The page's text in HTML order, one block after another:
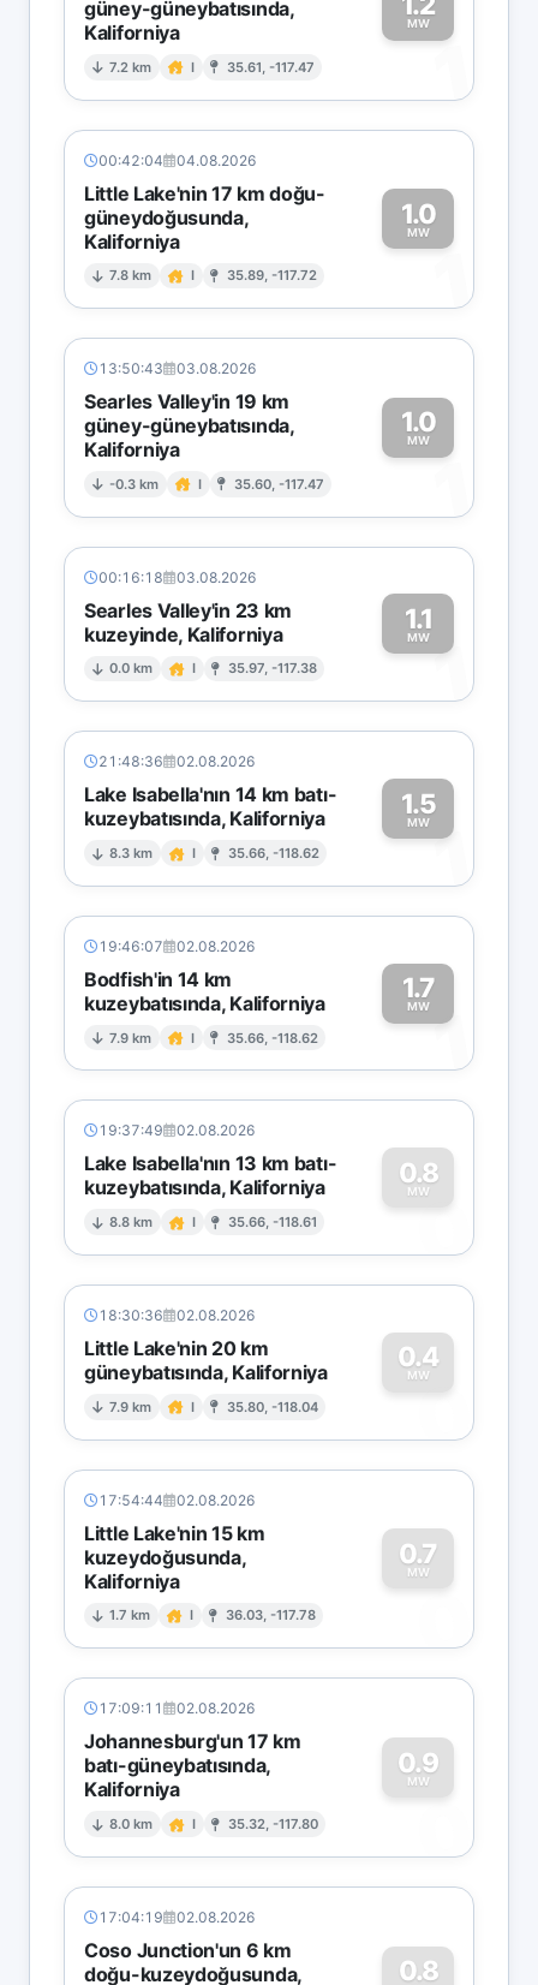
güney-güneybatısında,
Kaliforniya
7.2 km I 35.61, -117.47
MW
1
00:42:04 04.08.2026
Little Lake'nin 17 km doğu-
güneydoğusunda,
Kaliforniya
7.8 km I 35.89, -117.72
1.0
MW
1
13:50:43 03.08.2026
Searles Valley'in 19 km
güney-güneybatısında,
Kaliforniya
-0.3 km I 35.60, -117.47
1.0
MW
1
00:16:18 03.08.2026
Searles Valley'in 23 km
kuzeyinde, Kaliforniya
0.0 km I 35.97, -117.38
1.1
MW1
21:48:36 02.08.2026
Lake Isabella'nın 14 km batı-
kuzeybatısında, Kaliforniya
8.3 km I 35.66, -118.62
1.5
MW1
19:46:07 02.08.2026
Bodfish'in 14 km
kuzeybatısında, Kaliforniya
7.9 km I 35.66, -118.62
1.7
MW1
19:37:49 02.08.2026
Lake Isabella'nın 13 km batı-
kuzeybatısında, Kaliforniya
8.8 km I 35.66, -118.61
0.8
MW
0
18:30:36 02.08.2026
Little Lake'nin 20 km
güneybatısında, Kaliforniya
7.9 km I 35.80, -118.04
0.4
MW
0
17:54:44 02.08.2026
Little Lake'nin 15 km
kuzeydoğusunda,
Kaliforniya
1.7 km I 36.03, -117.78
0.7
MW
0
17:09:11 02.08.2026
Johannesburg'un 17 km
batı-güneybatısında,
Kaliforniya
8.0 km I 35.32, -117.80
0.9
MW
0
17:04:19 02.08.2026
Coso Junction'un 6 km
doğu-kuzeydoğusunda,
0.8